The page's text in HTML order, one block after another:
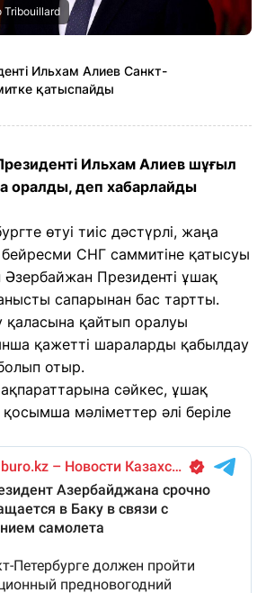
Tribouillard
Ильхам Алиев Санкт-
қатыспайды
Ильхам Алиев шұғыл
оралды, деп хабарлайды
өтуі тиіс дәстүрлі, жаңа
бейресми СНГ саммитіне қатысуы
Әзербайжан Президенті ұшақ
сапарынан бас тартты.
қаласына қайтып оралуы
қажетті шараларды қабылдау
отыр.
сәйкес, ұшақ
мәліметтер әлі беріле